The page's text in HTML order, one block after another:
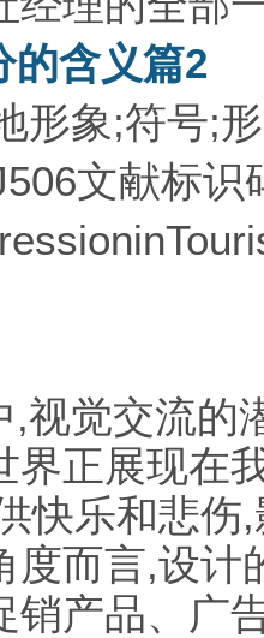
的含义篇2
形象;符号;
文献标识
,视觉交流的
界正展现在
快乐和悲
度而言,设
销产品、广